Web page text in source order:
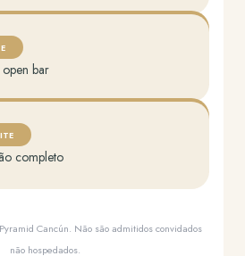
bar
completo
Cancún. Não são admitidos convidados
não hospedados.